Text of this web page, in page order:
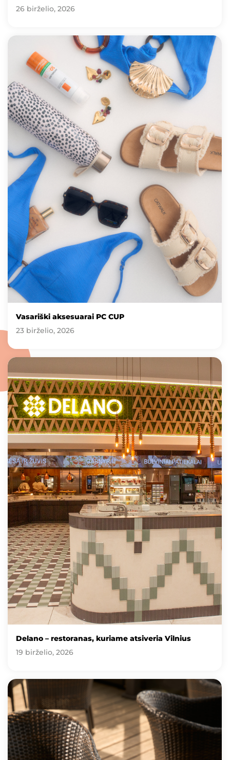
26 birželio, 2026
Vasariški aksesuarai PC CUP
23 birželio, 2026
Delano – restoranas, kuriame atsiveria Vilnius
19 birželio, 2026